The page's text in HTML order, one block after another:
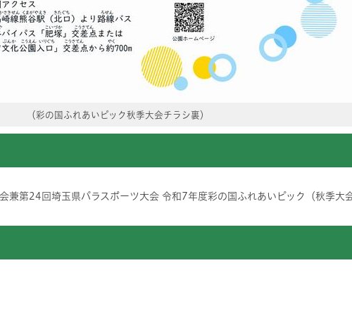
（彩の国ふれあいピック秋季大会チラシ裏）
兼第24回埼玉県パラスポーツ大会 令和7年度彩の国ふれあいピック（秋季大